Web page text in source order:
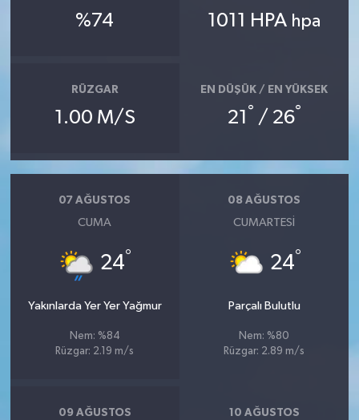
%74 1011 HPA hpa
RÜZGAR
1.00 M/S
EN DÜŞÜK / EN YÜKSEK
21 ° / 26°
07 AĞUSTOS
CUMA
24°
Yakınlarda Yer Yer Yağmur
Nem: %84
Rüzgar: 2.19 m/s
08 AĞUSTOS
CUMARTESI
24°
Parçalı Bulutlu
Nem: %80
Rüzgar: 2.89 m/s
09 AĞUSTOS 10 AĞUSTOS